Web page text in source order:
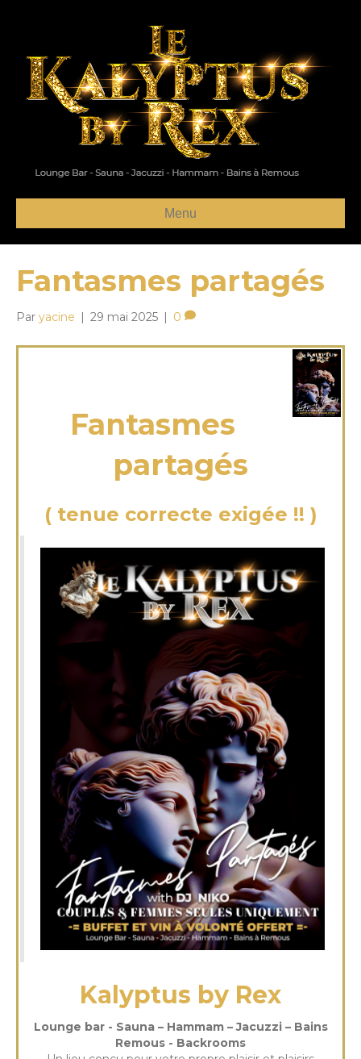
Menu
Fantasmes partagés
Par yacine | 29 mai 2025 | 0
Fantasmes
partagés
( tenue correcte exigée !! )
Kalyptus by Rex
Lounge bar - Sauna – Hammam – Jacuzzi – Bains
Remous - Backrooms